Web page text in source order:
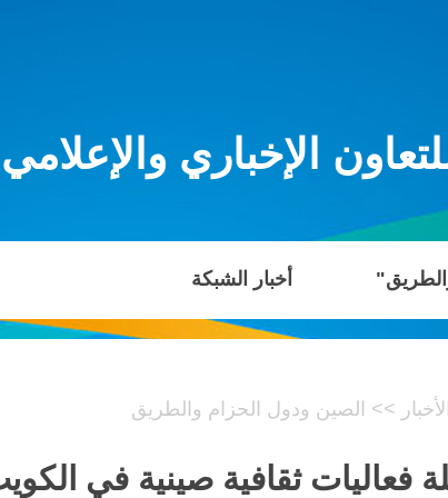
الإخباري والإعلامي
أخبار الشبكة
الأخبار >> الصين ودول الحزام والطريق
فعاليات ثقافية صينية في